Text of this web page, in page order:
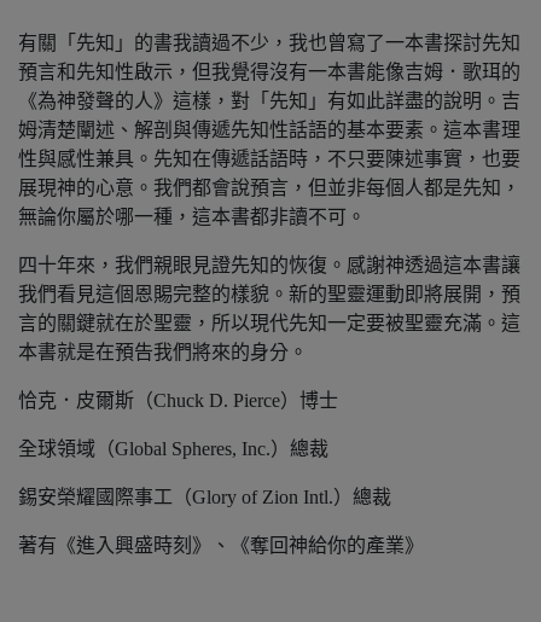
有關「先知」的書我讀過不少，我也曾寫了一本書探討先知
預言和先知性啟示，但我覺得沒有一本書能像吉姆．歌珥的
《為神發聲的人》這樣，對「先知」有如此詳盡的說明。吉
姆清楚闡述、解剖與傳遞先知性話語的基本要素。這本書理
性與感性兼具。先知在傳遞話語時，不只要陳述事實，也要
展現神的心意。我們都會說預言，但並非每個人都是先知，
無論你屬於哪一種，這本書都非讀不可。
四十年來，我們親眼見證先知的恢復。感謝神透過這本書讓
我們看見這個恩賜完整的樣貌。新的聖靈運動即將展開，預
言的關鍵就在於聖靈，所以現代先知一定要被聖靈充滿。這
本書就是在預告我們將來的身分。
恰克．皮爾斯（Chuck D. Pierce）博士
全球領域（Global Spheres, Inc.）總裁
錫安榮耀國際事工（Glory of Zion Intl.）總裁
著有《進入興盛時刻》、《奪回神給你的產業》